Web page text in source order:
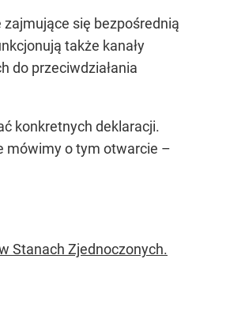
się bezpośrednią
także kanały
do przeciwdziałania
konkretnych deklaracji.
mówimy o tym otwarcie –
Stanach Zjednoczonych.